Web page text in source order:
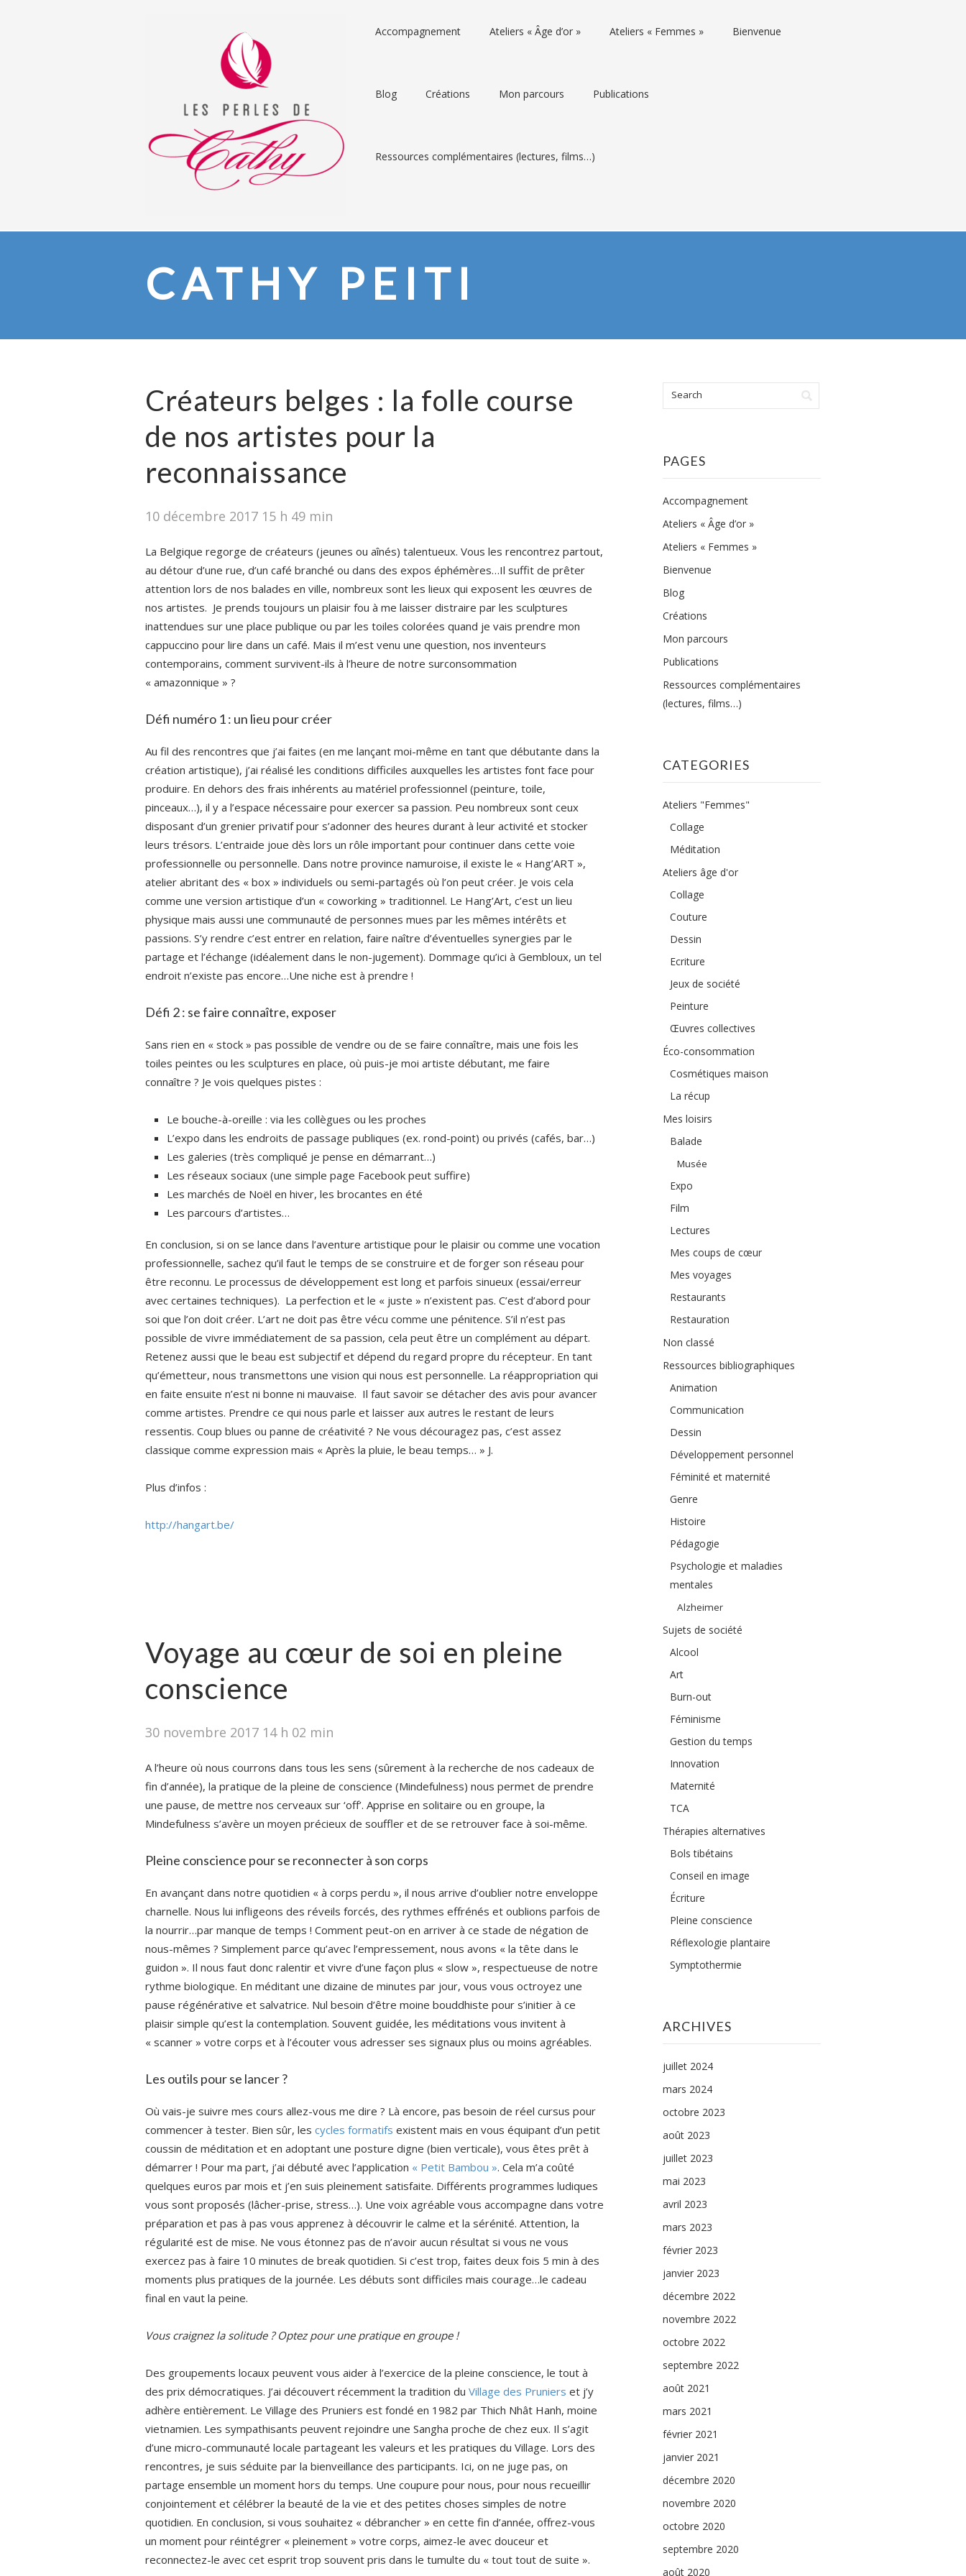
Accompagnement Ateliers « Âge d’or » Ateliers « Femmes » Bienvenue
Blog Créations Mon parcours Publications
Ressources complémentaires (lectures, films…)
CATHY PEITI
Créateurs belges : la folle course
de nos artistes pour la
reconnaissance
10 décembre 2017 15 h 49 min
La Belgique regorge de créateurs (jeunes ou aînés) talentueux. Vous les rencontrez partout,
au détour d’une rue, d’un café branché ou dans des expos éphémères…Il suffit de prêter
attention lors de nos balades en ville, nombreux sont les lieux qui exposent les œuvres de
nos artistes. Je prends toujours un plaisir fou à me laisser distraire par les sculptures
inattendues sur une place publique ou par les toiles colorées quand je vais prendre mon
cappuccino pour lire dans un café. Mais il m’est venu une question, nos inventeurs
contemporains, comment survivent-ils à l’heure de notre surconsommation
« amazonnique » ?
Défi numéro 1 : un lieu pour créer
Au fil des rencontres que j’ai faites (en me lançant moi-même en tant que débutante dans la
création artistique), j’ai réalisé les conditions difficiles auxquelles les artistes font face pour
produire. En dehors des frais inhérents au matériel professionnel (peinture, toile,
pinceaux…), il y a l’espace nécessaire pour exercer sa passion. Peu nombreux sont ceux
disposant d’un grenier privatif pour s’adonner des heures durant à leur activité et stocker
leurs trésors. L’entraide joue dès lors un rôle important pour continuer dans cette voie
professionnelle ou personnelle. Dans notre province namuroise, il existe le « Hang’ART »,
atelier abritant des « box » individuels ou semi-partagés où l’on peut créer. Je vois cela
comme une version artistique d’un « coworking » traditionnel. Le Hang’Art, c’est un lieu
physique mais aussi une communauté de personnes mues par les mêmes intérêts et
passions. S’y rendre c’est entrer en relation, faire naître d’éventuelles synergies par le
partage et l’échange (idéalement dans le non-jugement). Dommage qu’ici à Gembloux, un tel
endroit n’existe pas encore…Une niche est à prendre !
Défi 2 : se faire connaître, exposer
Sans rien en « stock » pas possible de vendre ou de se faire connaître, mais une fois les
toiles peintes ou les sculptures en place, où puis-je moi artiste débutant, me faire
connaître ? Je vois quelques pistes :
Le bouche-à-oreille : via les collègues ou les proches
L’expo dans les endroits de passage publiques (ex. rond-point) ou privés (cafés, bar…)
Les galeries (très compliqué je pense en démarrant…)
Les réseaux sociaux (une simple page Facebook peut suffire)
Les marchés de Noël en hiver, les brocantes en été
Les parcours d’artistes…
En conclusion, si on se lance dans l’aventure artistique pour le plaisir ou comme une vocation
professionnelle, sachez qu’il faut le temps de se construire et de forger son réseau pour
être reconnu. Le processus de développement est long et parfois sinueux (essai/erreur
avec certaines techniques). La perfection et le « juste » n’existent pas. C’est d’abord pour
soi que l’on doit créer. L’art ne doit pas être vécu comme une pénitence. S’il n’est pas
possible de vivre immédiatement de sa passion, cela peut être un complément au départ.
Retenez aussi que le beau est subjectif et dépend du regard propre du récepteur. En tant
qu’émetteur, nous transmettons une vision qui nous est personnelle. La réappropriation qui
en faite ensuite n’est ni bonne ni mauvaise. Il faut savoir se détacher des avis pour avancer
comme artistes. Prendre ce qui nous parle et laisser aux autres le restant de leurs
ressentis. Coup blues ou panne de créativité ? Ne vous découragez pas, c’est assez
classique comme expression mais « Après la pluie, le beau temps… » J.
Plus d’infos :
http://hangart.be/
Voyage au cœur de soi en pleine
conscience
30 novembre 2017 14 h 02 min
A l’heure où nous courrons dans tous les sens (sûrement à la recherche de nos cadeaux de
fin d’année), la pratique de la pleine de conscience (Mindefulness) nous permet de prendre
une pause, de mettre nos cerveaux sur ‘off’. Apprise en solitaire ou en groupe, la
Mindefulness s’avère un moyen précieux de souffler et de se retrouver face à soi-même.
Pleine conscience pour se reconnecter à son corps
En avançant dans notre quotidien « à corps perdu », il nous arrive d’oublier notre enveloppe
charnelle. Nous lui infligeons des réveils forcés, des rythmes effrénés et oublions parfois de
la nourrir…par manque de temps ! Comment peut-on en arriver à ce stade de négation de
nous-mêmes ? Simplement parce qu’avec l’empressement, nous avons « la tête dans le
guidon ». Il nous faut donc ralentir et vivre d’une façon plus « slow », respectueuse de notre
rythme biologique. En méditant une dizaine de minutes par jour, vous vous octroyez une
pause régénérative et salvatrice. Nul besoin d’être moine bouddhiste pour s’initier à ce
plaisir simple qu’est la contemplation. Souvent guidée, les méditations vous invitent à
« scanner » votre corps et à l’écouter vous adresser ses signaux plus ou moins agréables.
Les outils pour se lancer ?
Où vais-je suivre mes cours allez-vous me dire ? Là encore, pas besoin de réel cursus pour
commencer à tester. Bien sûr, les cycles formatifs existent mais en vous équipant d’un petit
coussin de méditation et en adoptant une posture digne (bien verticale), vous êtes prêt à
démarrer ! Pour ma part, j’ai débuté avec l’application « Petit Bambou ». Cela m’a coûté
quelques euros par mois et j’en suis pleinement satisfaite. Différents programmes ludiques
vous sont proposés (lâcher-prise, stress…). Une voix agréable vous accompagne dans votre
préparation et pas à pas vous apprenez à découvrir le calme et la sérénité. Attention, la
régularité est de mise. Ne vous étonnez pas de n’avoir aucun résultat si vous ne vous
exercez pas à faire 10 minutes de break quotidien. Si c’est trop, faites deux fois 5 min à des
moments plus pratiques de la journée. Les débuts sont difficiles mais courage…le cadeau
final en vaut la peine.
Vous craignez la solitude ? Optez pour une pratique en groupe !
Des groupements locaux peuvent vous aider à l’exercice de la pleine conscience, le tout à
des prix démocratiques. J’ai découvert récemment la tradition du Village des Pruniers et j’y
adhère entièrement. Le Village des Pruniers est fondé en 1982 par Thich Nhât Hanh, moine
vietnamien. Les sympathisants peuvent rejoindre une Sangha proche de chez eux. Il s’agit
d’une micro-communauté locale partageant les valeurs et les pratiques du Village. Lors des
rencontres, je suis séduite par la bienveillance des participants. Ici, on ne juge pas, on
partage ensemble un moment hors du temps. Une coupure pour nous, pour nous recueillir
conjointement et célébrer la beauté de la vie et des petites choses simples de notre
quotidien. En conclusion, si vous souhaitez « débrancher » en cette fin d’année, offrez-vous
un moment pour réintégrer « pleinement » votre corps, aimez-le avec douceur et
reconnectez-le avec cet esprit trop souvent pris dans le tumulte du « tout tout de suite ».
PAGES
Accompagnement
Ateliers « Âge d’or »
Ateliers « Femmes »
Bienvenue
Blog
Créations
Mon parcours
Publications
Ressources complémentaires
(lectures, films…)
CATEGORIES
Ateliers "Femmes"
Collage
Méditation
Ateliers âge d'or
Collage
Couture
Dessin
Ecriture
Jeux de société
Peinture
Œuvres collectives
Éco-consommation
Cosmétiques maison
La récup
Mes loisirs
Balade
Musée
Expo
Film
Lectures
Mes coups de cœur
Mes voyages
Restaurants
Restauration
Non classé
Ressources bibliographiques
Animation
Communication
Dessin
Développement personnel
Féminité et maternité
Genre
Histoire
Pédagogie
Psychologie et maladies
mentales
Alzheimer
Sujets de société
Alcool
Art
Burn-out
Féminisme
Gestion du temps
Innovation
Maternité
TCA
Thérapies alternatives
Bols tibétains
Conseil en image
Écriture
Pleine conscience
Réflexologie plantaire
Symptothermie
ARCHIVES
juillet 2024
mars 2024
octobre 2023
août 2023
juillet 2023
mai 2023
avril 2023
mars 2023
février 2023
janvier 2023
décembre 2022
novembre 2022
octobre 2022
septembre 2022
août 2021
mars 2021
février 2021
janvier 2021
décembre 2020
novembre 2020
octobre 2020
septembre 2020
août 2020